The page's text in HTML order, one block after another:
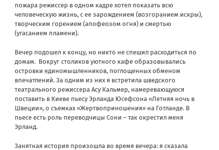
пожара режиссер в одном кадре хотел показать всю
человеческую жизнь, с ее зарождением (возгоранием искры),
творческим горением (апофеозом огня) и смертью
(угасанием пламени).
Вечер подошел к концу, но никто не спешил расходиться по
домам. Вокруг столиков уютного кафе образовывались
островки единомышленников, поглощенных обменом
впечатлений. За одним из них я встретила шведского
театрального режиссера Асу Кальмер, намеревающуюся
поставить в Киеве пьесу Эрланда Юсефсона «Летняя ночь в
Швеции», о съемках «Жертвоприношения» на Готланде. В
пьесе есть роль переводчицы Сони – так окрестил меня
Эрланд.
Занятная история произошла во время вечера: я сказала